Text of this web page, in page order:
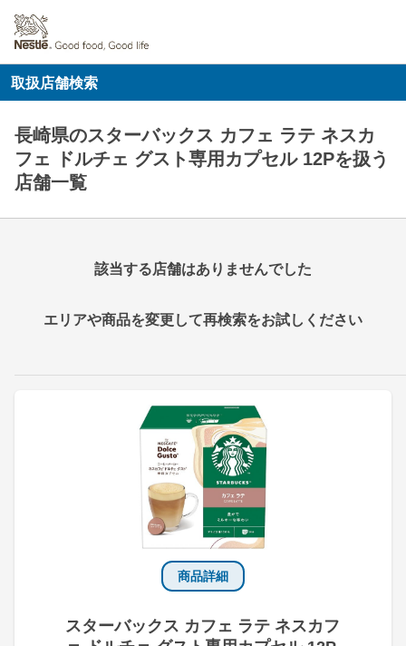
取扱店舗検索
長崎県のスターバックス カフェ ラテ ネスカ
フェ ドルチェ グスト専用カプセル 12Pを扱う
店舗一覧
商品詳細
スターバックス カフェ ラテ ネスカフ
該当する店舗はありませんでした
エリアや商品を変更して再検索をお試しください